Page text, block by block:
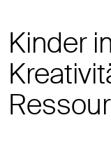
Kinder